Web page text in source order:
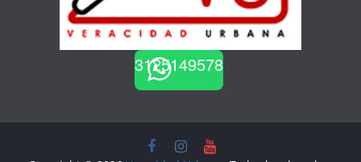
3125149578